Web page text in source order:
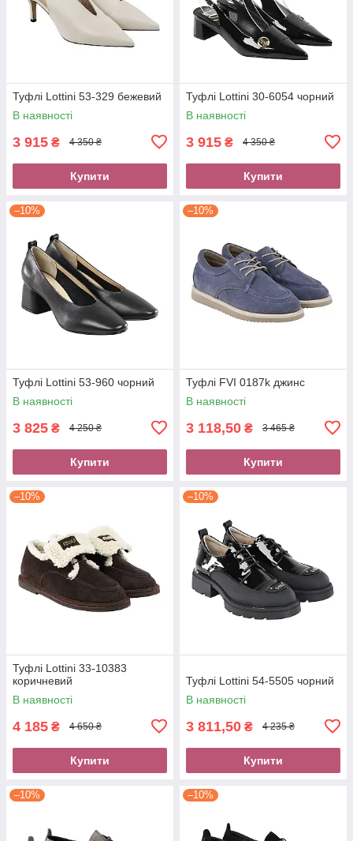
Туфлі Lottini 53-329 бежевий
В наявності
3 915 ₴ 4 350 ₴
Купити
Туфлі Lottini 30-6054 чорний
В наявності
3 915 ₴ 4 350 ₴
Купити
–10%
Туфлі Lottini 53-960 чорний
В наявності
3 825 ₴ 4 250 ₴
Купити
–10%
Туфлі FVI 0187k джинс
В наявності
3 118,50 ₴ 3 465 ₴
Купити
–10%
Туфлі Lottini 33-10383
коричневий
В наявності
4 185 ₴ 4 650 ₴
Купити
–10%
Туфлі Lottini 54-5505 чорний
В наявності
3 811,50 ₴ 4 235 ₴
Купити
–10% –10%